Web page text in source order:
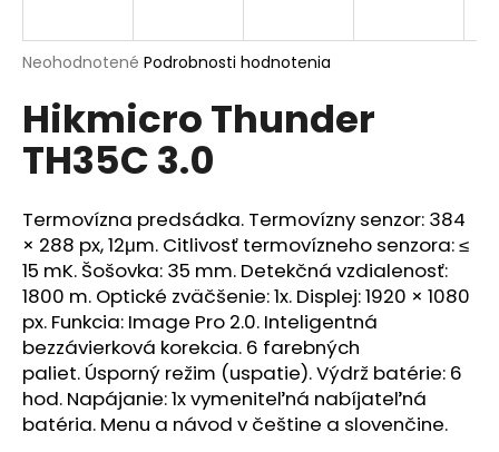
Priemerné
produktu
je
0,0
hviezdičiek.
Neohodnotené Podrobnosti hodnotenia
Hikmicro Thunder
TH35C 3.0
Termovízna predsádka. Termovízny senzor: 384
× 288 px, 12μm. Citlivosť termovízneho senzora: ≤
15 mK. Šošovka: 35 mm. Detekčná vzdialenosť:
1800 m. Optické zväčšenie: 1x. Displej: 1920 × 1080
px. Funkcia: Image Pro 2.0. Inteligentná
bezzávierková korekcia. 6 farebných
paliet. Úsporný režim (uspatie). Výdrž batérie: 6
hod. Napájanie: 1x vymeniteľná nabíjateľná
batéria. Menu a návod v češtine a slovenčine.
j
ť
?
HĽADAŤ
O
d
p
o